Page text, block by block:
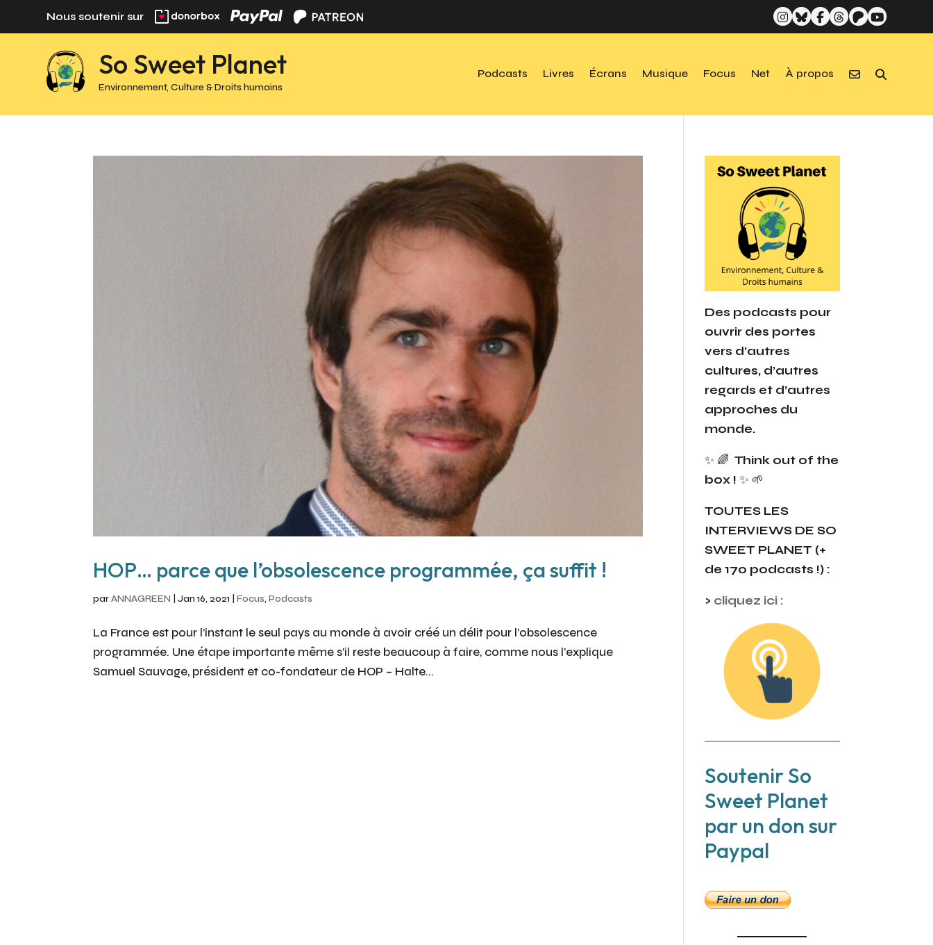
Nous soutenir sur
So Sweet Planet
Environnement, Culture & Droits humains
Podcasts Livres Écrans Musique Focus Net À propos
HOP… parce que l’obsolescence programmée, ça suffit !
parANNAGREEN |Jan 16, 2021 |Focus,Podcasts
La France est pour l’instant le seul pays au monde à avoir créé un délit pour l’obsolescence
programmée. Une étape importante même s’il reste beaucoup à faire, comme nous l’explique
Samuel Sauvage, président et co-fondateur de HOP – Halte...
Des podcasts pour
ouvrir des portes
vers d’autres
cultures, d’autres
regards et d’autres
approches du
monde.
✨ 🌈Think out of the
box ! ✨ 🌱
TOUTES LES
INTERVIEWS DE SO
SWEET PLANET (+
de 170 podcasts !) :
> cliquez ici :
Soutenir So
Sweet Planet
par un don sur
Paypal
Panneau de gestion des cookies